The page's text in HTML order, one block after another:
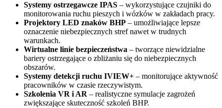
Systemy ostrzegawcze IPAS – wykorzystujące czujniki do
monitorowania ruchu pieszych i wózków w zakładach pracy.
Projektory LED znaków BHP – umożliwiające lepsze
oznaczenie niebezpiecznych stref nawet w trudnych
warunkach.
Wirtualne linie bezpieczeństwa – tworzące niewidzialne
bariery ostrzegające o zbliżaniu się do niebezpiecznych
obszarów.
Systemy detekcji ruchu IVIEW+ – monitorujące aktywność
pracowników w czasie rzeczywistym.
Szkolenia VR i AR – realistyczne symulacje zagrożeń
zwiększające skuteczność szkoleń BHP.